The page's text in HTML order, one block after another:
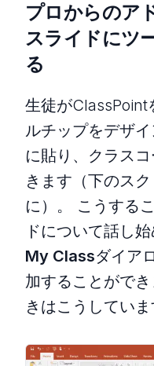
プロからのア
スライドにツ
る
生徒がClassPoint
ルチップをデザ
に貼り、クラス
きます（下のス
に）。 こうする
ドについて話し
My Classダイア
加することがで
きはこうしていま